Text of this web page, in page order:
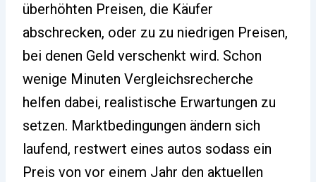
überhöhten Preisen, die Käufer
abschrecken, oder zu zu niedrigen Preisen,
bei denen Geld verschenkt wird. Schon
wenige Minuten Vergleichsrecherche
helfen dabei, realistische Erwartungen zu
setzen. Marktbedingungen ändern sich
laufend, restwert eines autos sodass ein
Preis von vor einem Jahr den aktuellen